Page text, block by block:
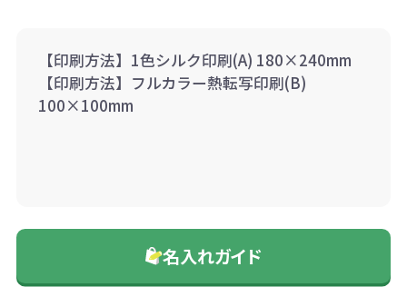
【印刷方法】1色シルク印刷(A) 180×240mm
【印刷方法】フルカラー熱転写印刷(B)
100×100mm
名入れガイド